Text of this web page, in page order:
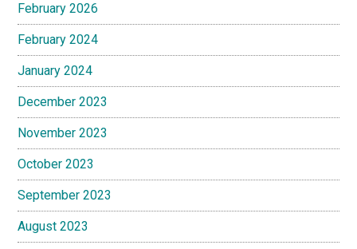
February 2026
February 2024
January 2024
December 2023
November 2023
October 2023
September 2023
August 2023